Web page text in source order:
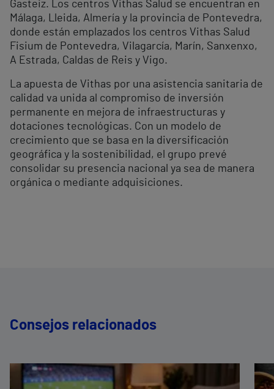
Gasteiz. Los centros Vithas Salud se encuentran en
Málaga, Lleida, Almería y la provincia de Pontevedra,
donde están emplazados los centros Vithas Salud
Fisium de Pontevedra, Vilagarcía, Marín, Sanxenxo,
A Estrada, Caldas de Reis y Vigo.
La apuesta de Vithas por una asistencia sanitaria de
calidad va unida al compromiso de inversión
permanente en mejora de infraestructuras y
dotaciones tecnológicas. Con un modelo de
crecimiento que se basa en la diversificación
geográfica y la sostenibilidad, el grupo prevé
consolidar su presencia nacional ya sea de manera
orgánica o mediante adquisiciones.
Consejos relacionados